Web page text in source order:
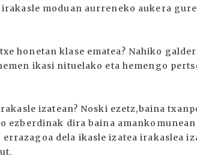
moduan aurreneko aukera
honetan klase ematea? Nahiko
ikasi nituelako eta hemengo
izatean? Noski ezetz,baina
ezberdinak dira baina
dela ikasle izatea irakaslea